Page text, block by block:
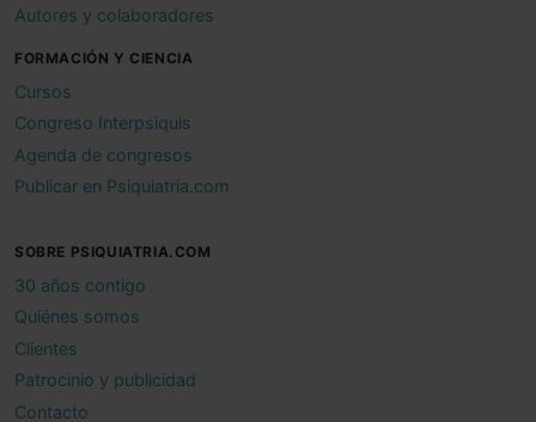
Autores y colaboradores
FORMACIÓN Y CIENCIA
Cursos
Congreso Interpsiquis
Agenda de congresos
Publicar en Psiquiatria.com
SOBRE PSIQUIATRIA.COM
30 años contigo
Quiénes somos
Clientes
Patrocinio y publicidad
Contacto